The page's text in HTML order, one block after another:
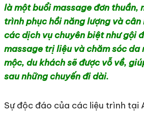
là một buổi massage đơn thuần,
trình phục hồi năng lượng và cân
các dịch vụ chuyên biệt như gội
massage trị liệu và chăm sóc da
mộc, du khách sẽ được vỗ về,
sau những chuyến đi dài.
Sự độc đáo của các liệu trình tại